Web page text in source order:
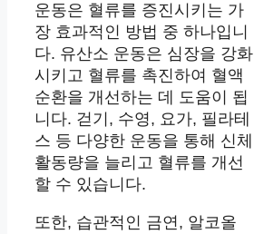
운동은 혈류를 증진시키는 가
장 효과적인 방법 중 하나입니
다. 유산소 운동은 심장을 강화
시키고 혈류를 촉진하여 혈액
순환을 개선하는 데 도움이 됩
니다. 걷기, 수영, 요가, 필라테
스 등 다양한 운동을 통해 신체
활동량을 늘리고 혈류를 개선
할 수 있습니다.
또한, 습관적인 금연, 알코올